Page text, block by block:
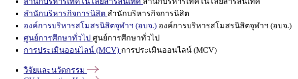
สำนักบริหารกิจการนิสิต สำนักบริหารกิจการนิสิต
องค์การบริหารสโมสรนิสิตจุฬาฯ (อบจ.) องค์การบริหารสโมสรนิสิตจุฬาฯ (อบจ.)
ศูนย์การศึกษาทั่วไป ศูนย์การศึกษาทั่วไป
การประเมินออนไลน์ (MCV) การประเมินออนไลน์ (MCV)
วิจัยและนวัตกรรม